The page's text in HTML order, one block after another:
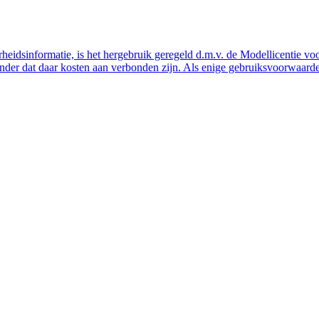
is het hergebruik geregeld d.m.v. de Modellicentie
dat daar kosten aan verbonden zijn. Als enige